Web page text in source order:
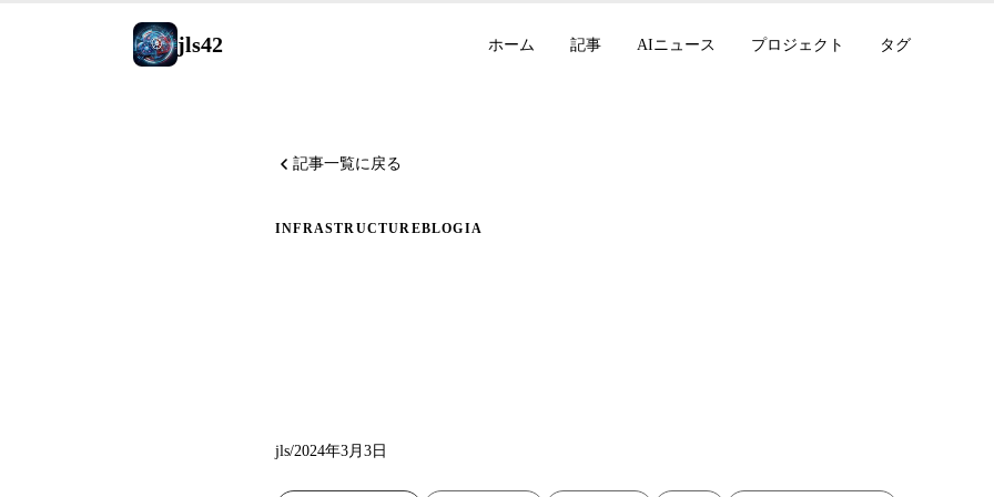
jls42 ホーム 記事 AIニュース プロジェクト タグ
記事一覧に戻る
INFRASTRUCTUREBLOGIA
jls/2024年3月3日